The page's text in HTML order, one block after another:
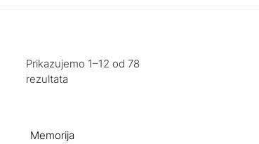
Prikazujemo 1–12 od 78
rezultata
Memorija